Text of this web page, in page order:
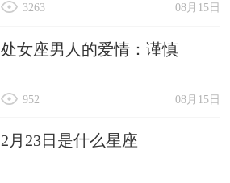
08月15日
3263
处女座男人的爱情：谨慎
08月15日
952
2月23日是什么星座